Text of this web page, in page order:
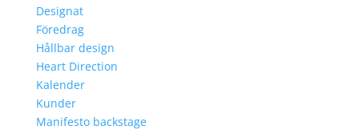
Designat
Föredrag
Hållbar design
Heart Direction
Kalender
Kunder
Manifesto backstage